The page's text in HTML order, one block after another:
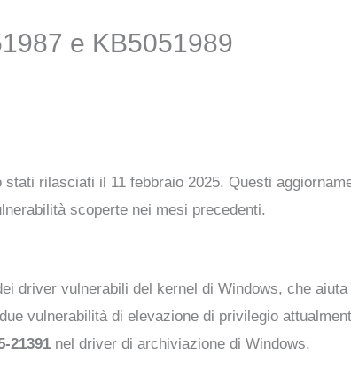
e KB5051989
stati rilasciati il 11 febbraio 2025. Questi
scoperte nei mesi precedenti.
driver vulnerabili del kernel di Windows, che
vulnerabilità di elevazione di privilegio
21391 nel driver di archiviazione di Windows.